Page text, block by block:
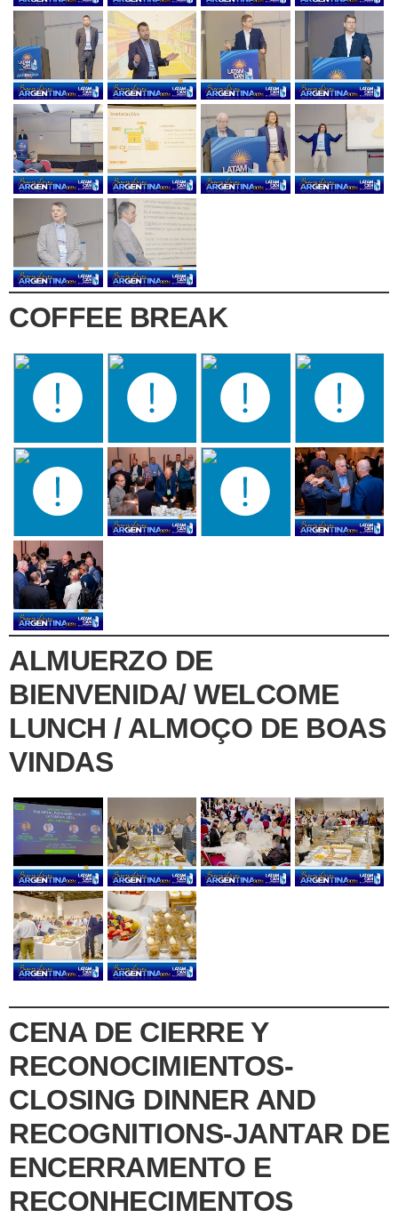
COFFEE BREAK
ALMUERZO DE
BIENVENIDA/ WELCOME
LUNCH / ALMOÇO DE BOAS
VINDAS
CENA DE CIERRE Y
RECONOCIMIENTOS-
CLOSING DINNER AND
RECOGNITIONS-JANTAR DE
ENCERRAMENTO E
RECONHECIMENTOS